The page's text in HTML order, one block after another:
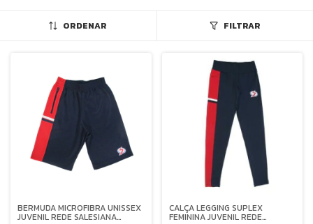
ORDENAR FILTRAR
BERMUDA MICROFIBRA UNISSEX
JUVENIL REDE SALESIANA
CALÇA LEGGING SUPLEX
FEMININA JUVENIL REDE